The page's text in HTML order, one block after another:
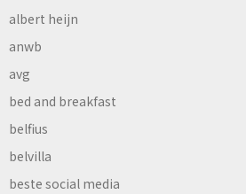
albert heijn
anwb
avg
bed and breakfast
belfius
belvilla
beste social media